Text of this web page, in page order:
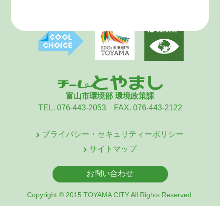
富山市環境部 環境政策課
TEL. 076-443-2053 FAX. 076-443-2122
プライバシー・セキュリティーポリシー
サイトマップ
お問い合わせ
Copyright © 2015 TOYAMA CITY All Rights Reserved.